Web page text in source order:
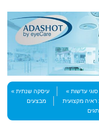
סוגי עדשות
עיסקה שנתית
ראיה מקצועית
מבצעים